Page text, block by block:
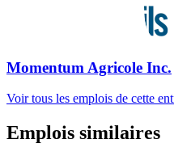
Momentum Agricole Inc.
Voir tous les emplois de cette
Emplois similaires